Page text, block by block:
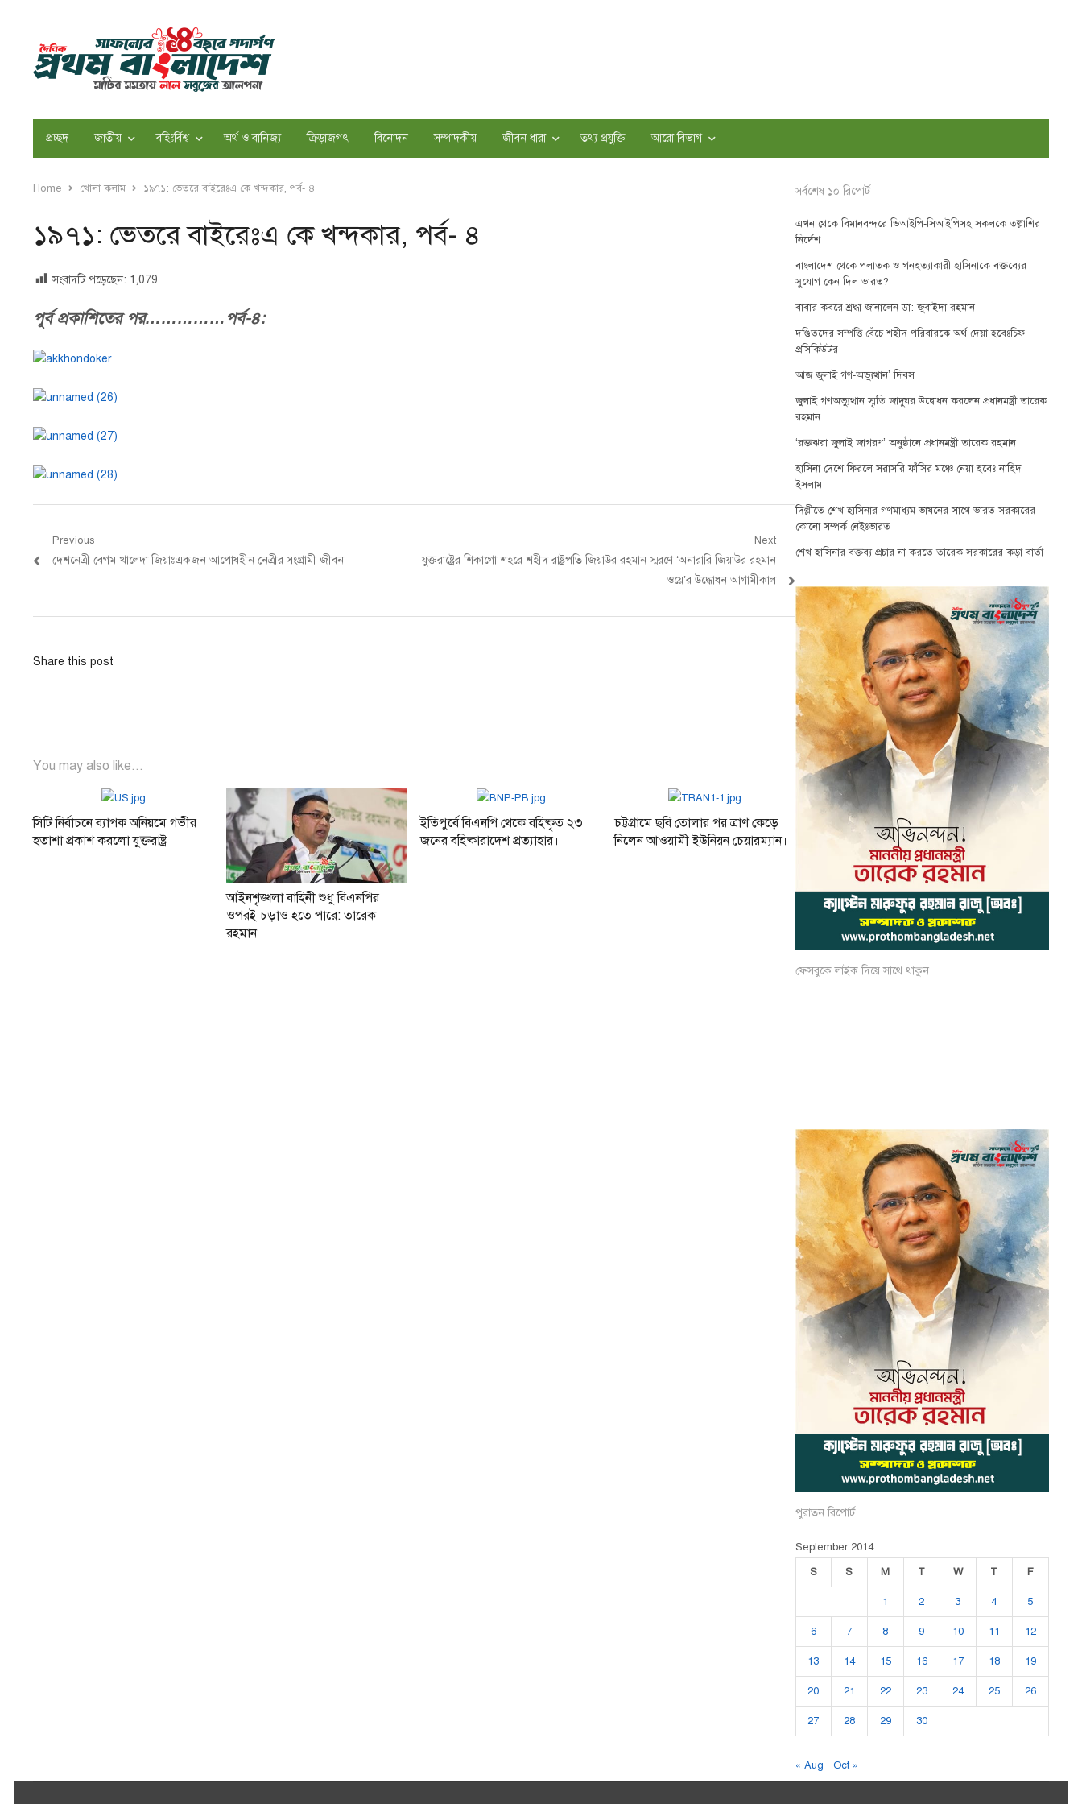
প্রচ্ছদ জাতীয় বহিঃর্বিশ্ব অর্থ ও বানিজ্য ক্রিড়াজগৎ বিনোদন সম্পাদকীয় জীবন ধারা তথ্য প্রযুক্তি আরো বিভাগ
Home খোলা কলাম ১৯৭১: ভেতরে বাইরেঃএ কে খন্দকার, পর্ব- ৪
১৯৭১: ভেতরে বাইরেঃএ কে খন্দকার, পর্ব- ৪
সংবাদটি পড়েছেন: 1,079
পূর্ব প্রকাশিতের পর……………পর্ব-৪:
Post
navigation
Previous
Previous
দেশনেত্রী বেগম খালেদা জিয়াঃএকজন আপোষহীন নেত্রীর সংগ্রামী জীবন
Next
Next
যুক্তরাষ্ট্রের শিকাগো শহরে শহীদ রাষ্ট্রপতি জিয়াউর রহমান স্মরণে ‘অনারারি জিয়াউর রহমান
ওয়ে’র উদ্ধোধন আগামীকাল
Share this post
You may also like...
সিটি নির্বাচনে ব্যাপক অনিয়মে গভীর
হতাশা প্রকাশ করলো যুক্তরাষ্ট্র
আইনশৃঙ্খলা বাহিনী শুধু বিএনপির
ওপরই চড়াও হতে পারে: তারেক
রহমান
ইতিপুর্বে বিএনপি থেকে বহিষ্কৃত ২৩
জনের বহিষ্কারাদেশ প্রত্যাহার।
চট্টগ্রামে ছবি তোলার পর ত্রাণ কেড়ে
নিলেন আওয়ামী ইউনিয়ন চেয়ারম্যান।
সর্বশেষ ১০ রিপোর্ট
এখন থেকে বিমানবন্দরে ভিআইপি-সিআইপিসহ সকলকে তল্লাশির
নির্দেশ
বাংলাদেশ থেকে পলাতক ও গনহত্যাকারী হাসিনাকে বক্তব্যের
সুযোগ কেন দিল ভারত?
বাবার কবরে শ্রদ্ধা জানালেন ডা: জুবাইদা রহমান
দণ্ডিতদের সম্পত্তি বেঁচে শহীদ পরিবারকে অর্থ দেয়া হবেঃচিফ
প্রসিকিউটর
আজ জুলাই গণ-অভ্যুত্থান’ দিবস
জুলাই গণঅভ্যুত্থান স্মৃতি জাদুঘর উদ্বোধন করলেন প্রধানমন্ত্রী তারেক
রহমান
‘রক্তঝরা জুলাই জাগরণ’ অনুষ্ঠানে প্রধানমন্ত্রী তারেক রহমান
হাসিনা দেশে ফিরলে সরাসরি ফাঁসির মঞ্চে নেয়া হবেঃ নাহিদ
ইসলাম
দিল্লীতে শেখ হাসিনার গণমাধ্যম ভাষনের সাথে ভারত সরকারের
কোনো সম্পর্ক নেইঃভারত
শেখ হাসিনার বক্তব্য প্রচার না করতে তারেক সরকারের কড়া বার্তা
ফেসবুকে লাইক দিয়ে সাথে থাকুন
পুরাতন রিপোর্ট
September 2014
S
S M T W T F
1 2 3 4 5
6 7 8 9 10 11 12
13 14 15 16 17 18 19
20 21 22 23 24 25 26
27 28 29 30
« Aug Oct »